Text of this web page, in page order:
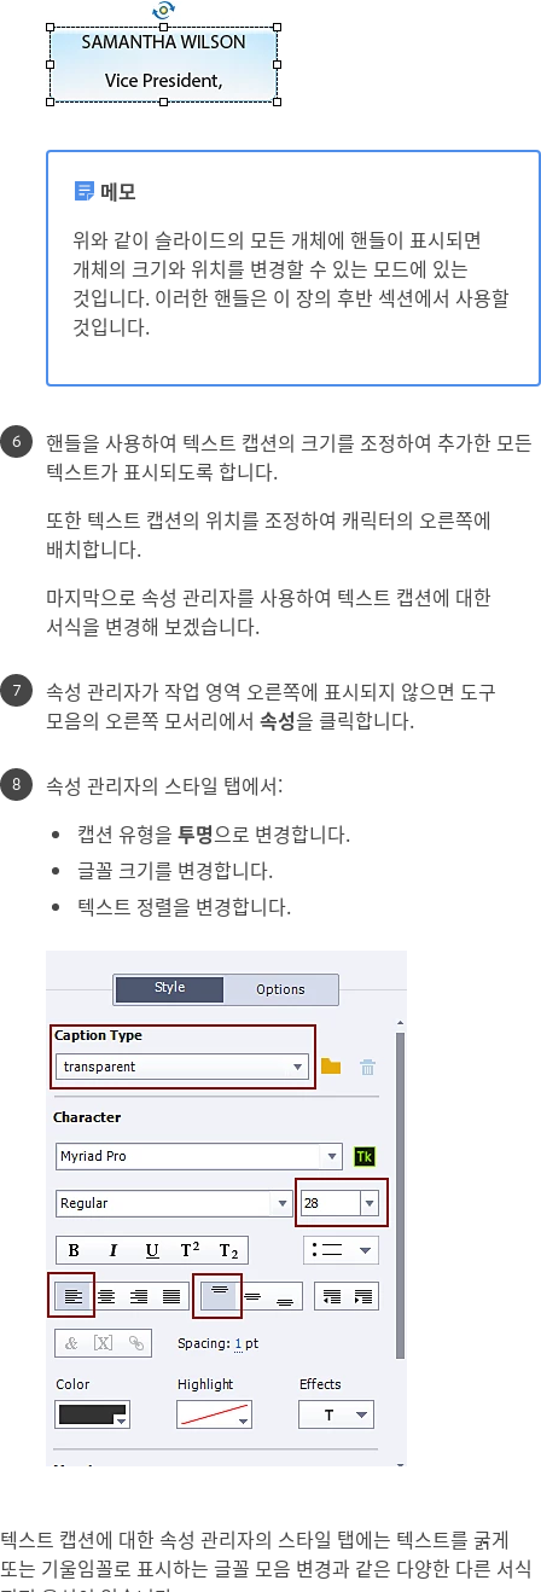
메모
위와 같이 슬라이드의 모든 개체에 핸들이 표시되면
개체의 크기와 위치를 변경할 수 있는 모드에 있는
것입니다. 이러한 핸들은 이 장의 후반 섹션에서 사용할
것입니다.
핸들을 사용하여 텍스트 캡션의 크기를 조정하여 추가한 모든
텍스트가 표시되도록 합니다.
또한 텍스트 캡션의 위치를 조정하여 캐릭터의 오른쪽에
배치합니다.
마지막으로 속성 관리자를 사용하여 텍스트 캡션에 대한
서식을 변경해 보겠습니다.
속성 관리자가 작업 영역 오른쪽에 표시되지 않으면 도구
모음의 오른쪽 모서리에서 속성을 클릭합니다.
속성 관리자의 스타일 탭에서:
캡션 유형을 투명으로 변경합니다.
글꼴 크기를 변경합니다.
텍스트 정렬을 변경합니다.
텍스트 캡션에 대한 속성 관리자의 스타일 탭에는 텍스트를 굵게
또는 기울임꼴로 표시하는 글꼴 모음 변경과 같은 다양한 다른 서식